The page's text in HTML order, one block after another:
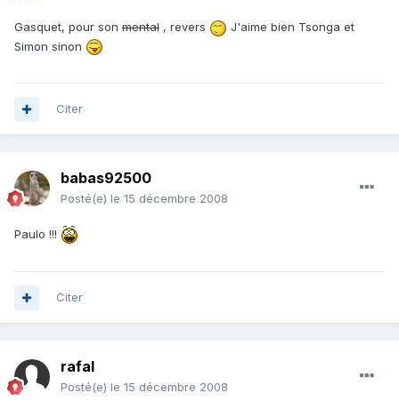
Gasquet, pour son mental , revers
J'aime bien Tsonga et
Simon sinon
Citer
babas92500
Posté(e) le 15 décembre 2008
Paulo !!!
Citer
rafal
Posté(e) le 15 décembre 2008